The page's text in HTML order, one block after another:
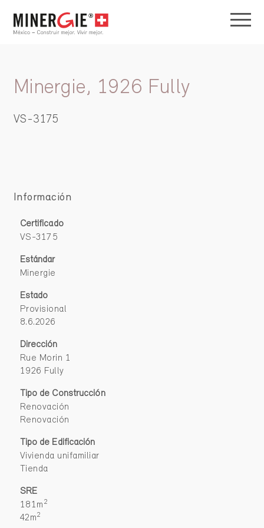
Minergie, 1926 Fully
VS-3175
Información
Certificado
VS-3175
Estándar
Minergie
Estado
Provisional
8.6.2026
Dirección
Rue Morin 1
1926 Fully
Tipo de Construcción
Renovación
Renovación
Tipo de Edificación
Vivienda unifamiliar
Tienda
SRE
181m 2
42m2